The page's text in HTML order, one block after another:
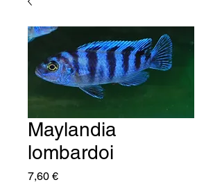
Maylandia
lombardoi
7,60 €Price